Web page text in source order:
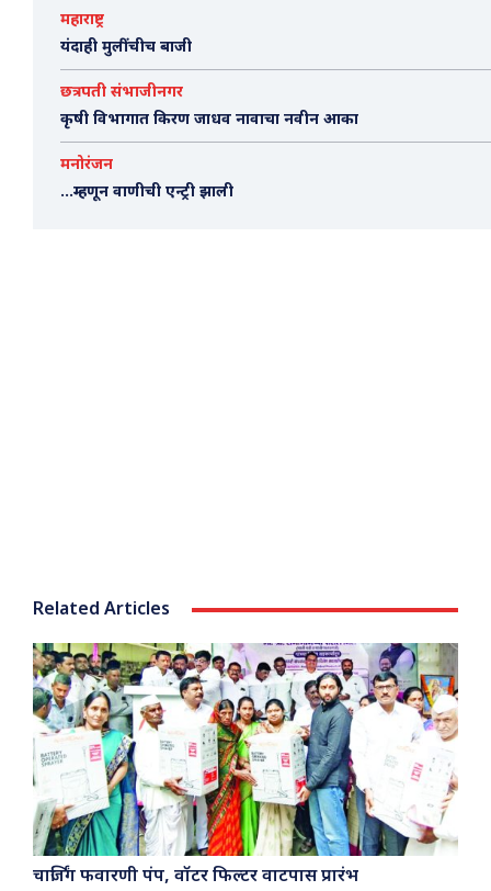
महाराष्ट्र
यंदाही मुलींचीच बाजी
छत्रपती संभाजीनगर
कृषी विभागात किरण जाधव नावाचा नवीन आका
मनोरंजन
…म्हणून वाणीची एन्ट्री झाली
Related Articles
चार्जिंग फवारणी पंप, वॉटर फिल्टर वाटपास प्रारंभ